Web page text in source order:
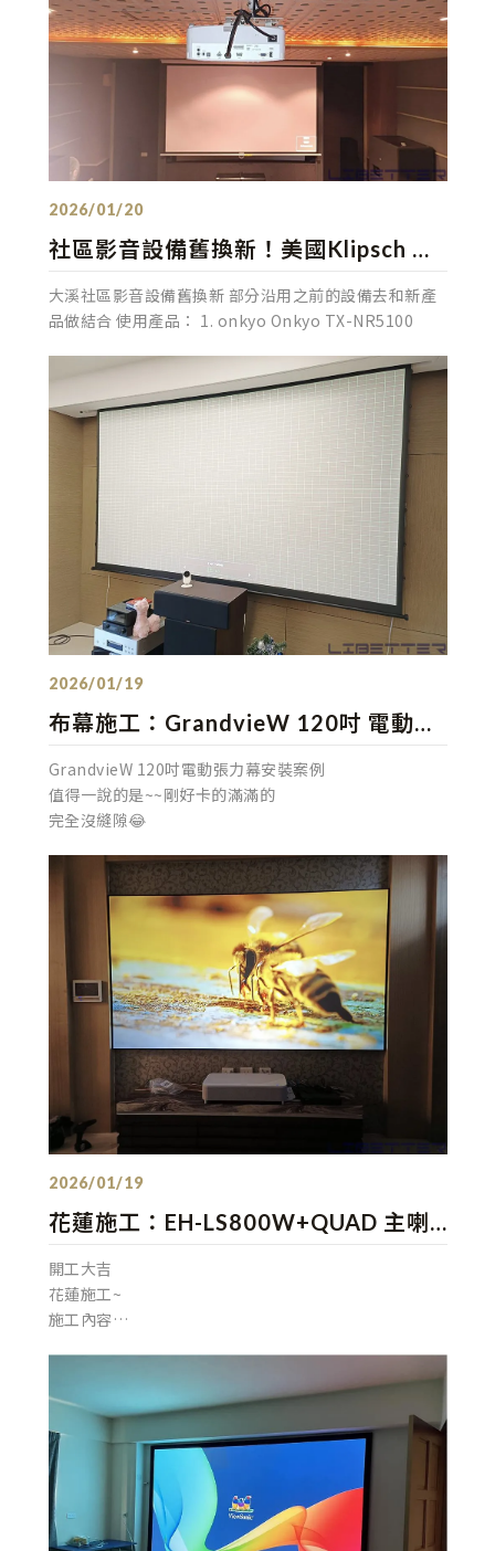
專業規劃 一條龍服務~
社區影音設備舊換新！美國Klipsch 落
地型喇叭 & UHD35+ 4K劇院投影機 有
設備需舊換新的客戶歡迎洽詢！
佈：2026/01/20
大溪社區影音設備舊換新 部分沿用之前的設備去和新產
品做結合 使用產品： 1. onkyo Onkyo TX-NR5100
布幕施工：GrandvieW 120吋 電動張
佈：2026/01/19
GrandvieW 120吋電動張力幕安裝案例
值得一說的是~~剛好卡的滿滿的
完全沒縫隙😂
花蓮施工：EH-LS800W+QUAD 主喇
新版菲涅抗光框幕+金嗓All bar 點歌機
亮白搭配的組合
佈：2026/01/19
開工大吉
花蓮施工~
施工內容
DE